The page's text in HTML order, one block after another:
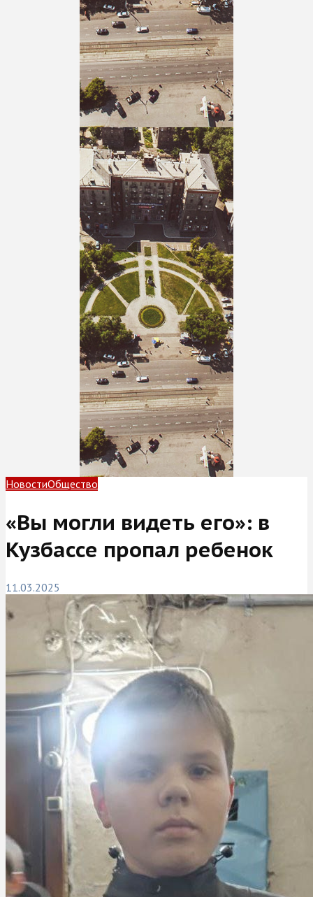
НовостиОбщество
«Вы могли видеть его»: в
Кузбассе пропал ребенок
11.03.2025